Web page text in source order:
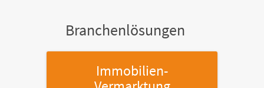
Branchenlösungen
Immobilien-